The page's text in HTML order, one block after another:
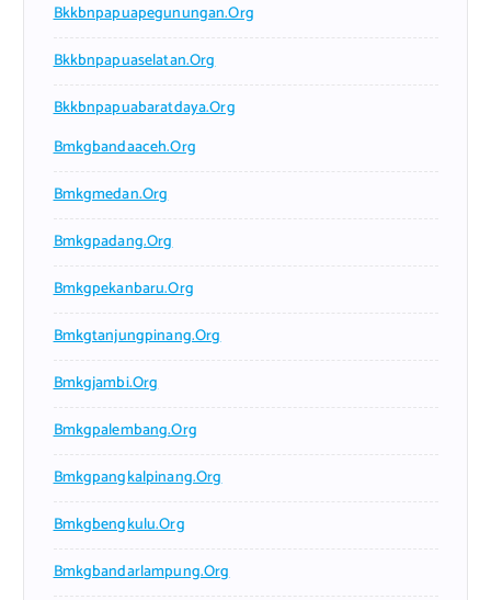
Bkkbnpapuapegunungan.org
Bkkbnpapuaselatan.org
Bkkbnpapuabaratdaya.org
Bmkgbandaaceh.org
Bmkgmedan.org
Bmkgpadang.org
Bmkgpekanbaru.org
Bmkgtanjungpinang.org
Bmkgjambi.org
Bmkgpalembang.org
Bmkgpangkalpinang.org
Bmkgbengkulu.org
Bmkgbandarlampung.org